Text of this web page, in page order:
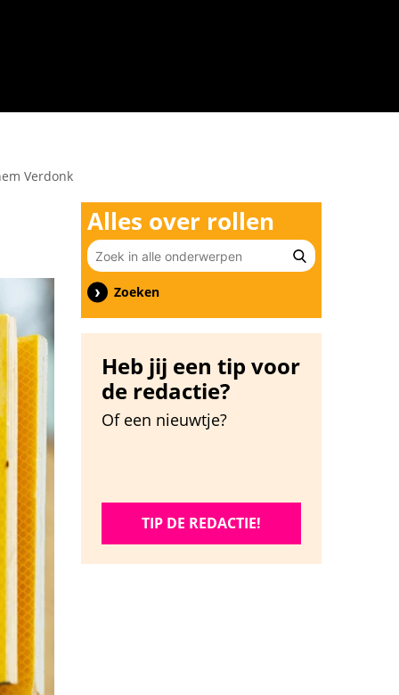
Verdonk
Alles over rollen
Zoeken
Heb jij een tip voor
de redactie?
Of een nieuwtje?
TIP DE REDACTIE!